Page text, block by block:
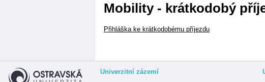
Mobility - krátkodobý
Přihláška ke krátkodobému příjezdu
Univerzitní zázemí